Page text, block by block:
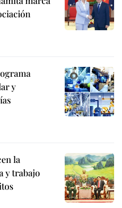
y
la
y trabajo